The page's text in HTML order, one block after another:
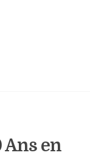
Ans en